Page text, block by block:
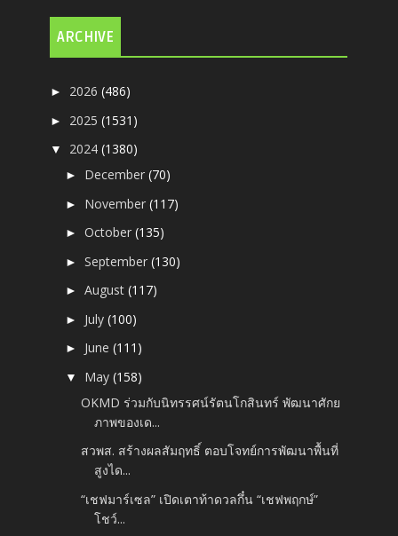
ARCHIVE
► 2026(486)
► 2025(1531)
▼ 2024(1380)
► December(70)
► November(117)
►October(135)
►September(130)
►August(117)
► July(100)
► June(111)
▼ May(158)
OKMD ร่วมกับนิทรรศน์รัตนโกสินทร์ พัฒนาศักย
ภาพของเด...
สวพส. สร้างผลสัมฤทธิ์ ตอบโจทย์การพัฒนาพื้นที่
สูงได...
“เชฟมาร์เซล” เปิดเตาท้าดวลกึ๋น “เชฟพฤกษ์”
โชว์...